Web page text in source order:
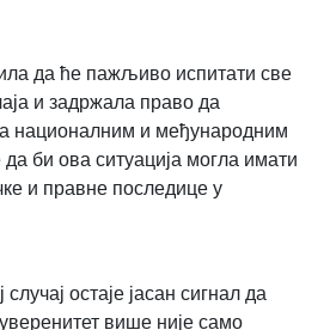
да ће пажљиво испитати све
и задржала право да
националним и међународним
би ова ситуација могла имати
и правне последице у
остаје јасан сигнал да
више није само